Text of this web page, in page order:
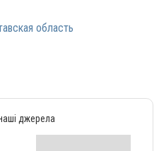
область
джерела